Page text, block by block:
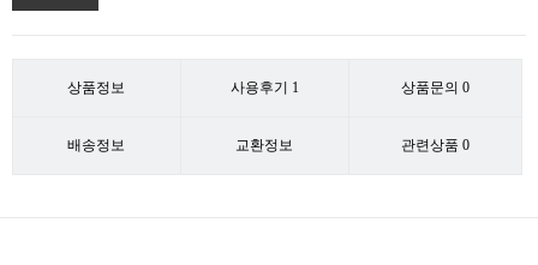
상품정보 사용후기 1 상품문의 0
배송정보 교환정보 관련상품 0